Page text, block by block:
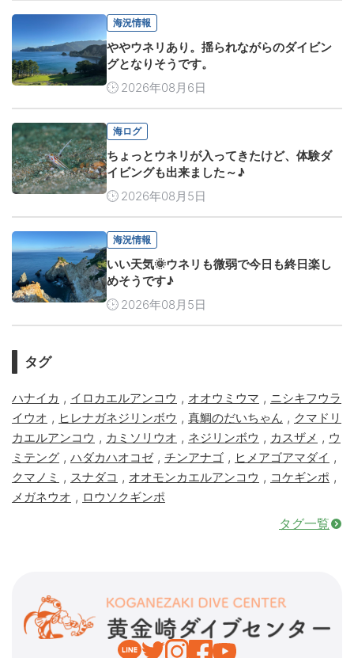
海況情報
ややウネリあり。揺られながらのダイビン
グとなりそうです。
2026年08月6日
海ログ
ちょっとウネリが入ってきたけど、体験ダ
イビングも出来ました～♪
2026年08月5日
海況情報
いい天気🌞ウネリも微弱で今日も終日楽し
めそうです♪
2026年08月5日
タグ
ハナイカ , イロカエルアンコウ , オオウミウマ , ニシキフウラ
イウオ , ヒレナガネジリンボウ , 真鯛のだいちゃん , クマドリ
カエルアンコウ , カミソリウオ , ネジリンボウ , カスザメ , ウ
ミテング , ハダカハオコゼ, チンアナゴ , ヒメアゴアマダイ ,
クマノミ , スナダコ , オオモンカエルアンコウ , コケギンポ ,
メガネウオ , ロウソクギンポ
タグ一覧